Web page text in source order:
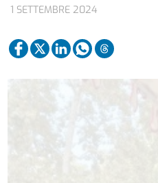
1 SETTEMBRE 2024